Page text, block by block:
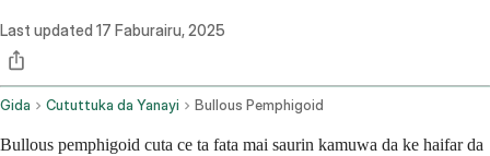
Last updated 17 Faburairu, 2025
Gida Cututtuka da Yanayi Bullous Pemphigoid
Bullous pemphigoid cuta ce ta fata mai saurin kamuwa da ke haifar da